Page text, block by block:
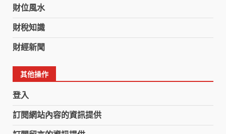
財位風水
財稅知識
財經新聞
其他操作
登入
訂閱網站內容的資訊提供